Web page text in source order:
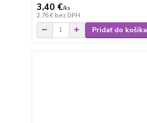
3,40 €/ks
2,76 € bez DPH
Pridať do košíka